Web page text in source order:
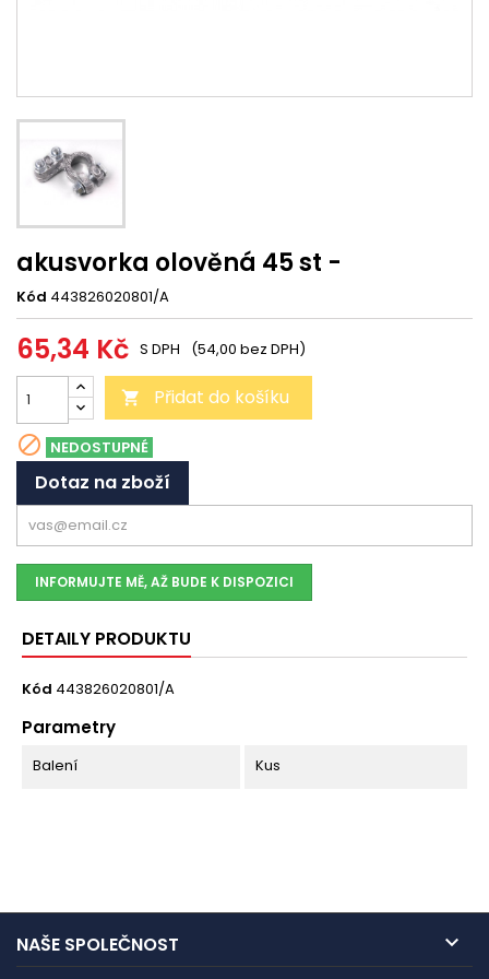
akusvorka olověná 45 st -
Kód 443826020801/A
65,34 Kč S DPH (54,00 bez DPH)
 Přidat do košíku
 NEDOSTUPNÉ
Dotaz na zboží
INFORMUJTE MĚ, AŽ BUDE K DISPOZICI
DETAILY PRODUKTU
Kód 443826020801/A
Parametry
Balení Kus
NAŠE SPOLEČNOST 